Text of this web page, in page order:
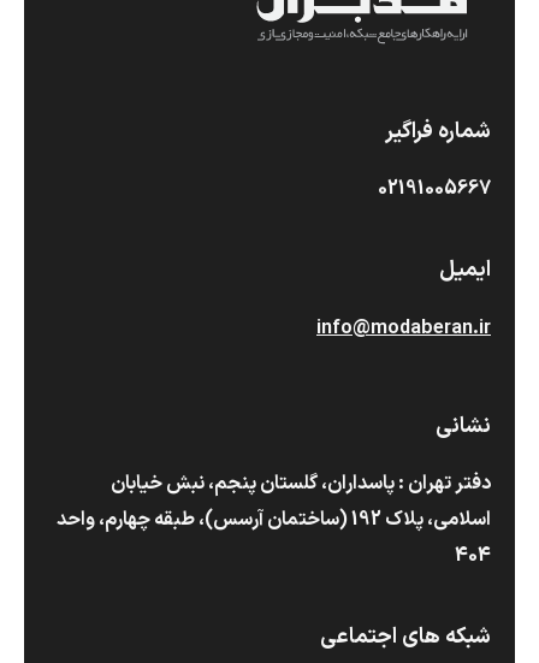
شماره فراگیر
02191005667
ایمیل
info@modaberan.ir
نشانی
دفتر تهران : پاسداران، گلستان پنجم، نبش خیابان
اسلامی، پلاک 192 (ساختمان آرسس)،‌ طبقه چهارم، واحد
404
شبکه های اجتماعی